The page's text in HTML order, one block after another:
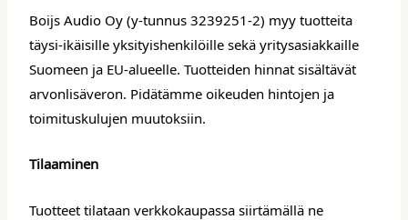
Boijs Audio Oy (y-tunnus 3239251-2) myy tuotteita
täysi-ikäisille yksityishenkilöille sekä yritysasiakkaille
Suomeen ja EU-alueelle. Tuotteiden hinnat sisältävät
arvonlisäveron. Pidätämme oikeuden hintojen ja
toimituskulujen muutoksiin.
Tilaaminen
Tuotteet tilataan verkkokaupassa siirtämällä ne